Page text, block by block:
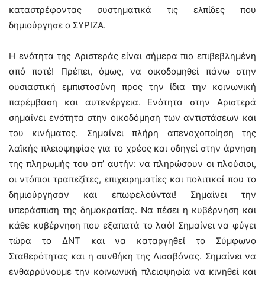
καταστρέφοντας συστηματικά τις ελπίδες που
δημιούργησε ο ΣΥΡΙΖΑ.
Η ενότητα της Αριστεράς είναι σήμερα πιο επιβεβλημένη
από ποτέ! Πρέπει, όμως, να οικοδομηθεί πάνω στην
ουσιαστική εμπιστοσύνη προς την ίδια την κοινωνική
παρέμβαση και αυτενέργεια. Ενότητα στην Αριστερά
σημαίνει ενότητα στην οικοδόμηση των αντιστάσεων και
του κινήματος. Σημαίνει πλήρη απενοχοποίηση της
λαϊκής πλειοψηφίας για το χρέος και οδηγεί στην άρνηση
της πληρωμής του απ’ αυτήν: να πληρώσουν οι πλούσιοι,
οι ντόπιοι τραπεζίτες, επιχειρηματίες και πολιτικοί που το
δημιούργησαν και επωφελούνται! Σημαίνει την
υπεράσπιση της δημοκρατίας. Να πέσει η κυβέρνηση και
κάθε κυβέρνηση που εξαπατά το λαό! Σημαίνει να φύγει
τώρα το ΔΝΤ και να καταργηθεί το Σύμφωνο
Σταθερότητας και η συνθήκη της Λισαβόνας. Σημαίνει να
ενθαρρύνουμε την κοινωνική πλειοψηφία να κινηθεί και